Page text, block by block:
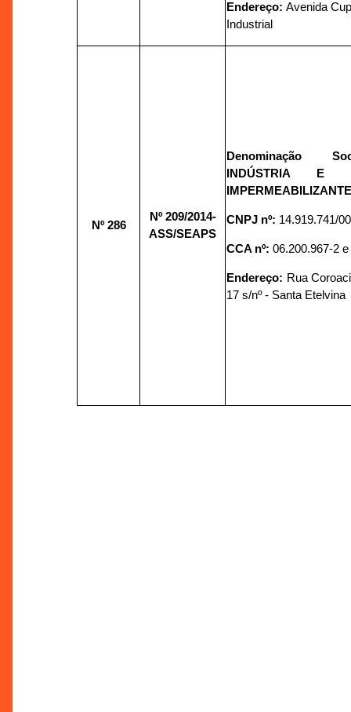
Endereço:Avenida
Industrial
Nº 286
Nº 209/2014-
ASS/SEAPS
Denominação
INDÚSTRIA E
CNPJ nº: 14.919.741/
CCA nº:06.200.967-2
Endereço: Rua
17 s/nº - Santa Etelvina